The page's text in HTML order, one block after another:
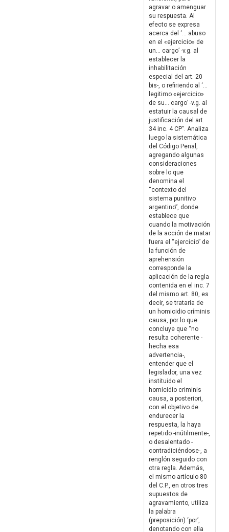
agravar o amenguar
su respuesta. Al
efecto se expresa
acerca del ‘… abuso
en el «ejercicio» de
un… cargo’ -v.g. al
establecer la
inhabilitación
especial del art. 20
bis-, o refiriendo al ‘…
legitimo «ejercicio»
de su… cargo’ -v.g. al
estatuir la causal de
justificación del art.
34 inc. 4 CP”. Analiza
luego la sistemática
del Código Penal,
agregando algunas
consideraciones
sobre lo que
denomina el
“contexto del
sistema punitivo
argentino”, donde
establece que
cuando la motivación
de la acción de matar
fuera el “ejercicio” de
la función de
aprehensión
corresponde la
aplicación de la regla
contenida en el inc. 7
del mismo art. 80, es
decir, se trataría de
un homicidio críminis
causa, por lo que
concluye que “no
resulta coherente -
hecha esa
advertencia-,
entender que el
legislador, una vez
instituido el
homicidio criminis
causa, a posteriori,
con el objetivo de
endurecer la
respuesta, la haya
repetido -inútilmente-,
o desalentado -
contradiciéndose-, a
renglón seguido con
otra regla. Además,
el mismo artículo 80
del C.P., en otros tres
supuestos de
agravamiento, utiliza
la palabra
(preposición) ‘por’,
denotando con ella